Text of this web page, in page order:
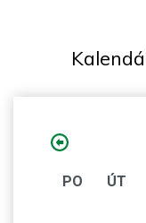
PO ÚT